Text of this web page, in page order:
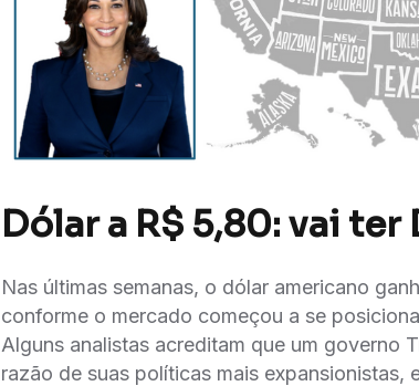
Dólar a R$ 5,80: vai ter
Nas últimas semanas, o dólar americano
conforme o mercado começou a se
Alguns analistas acreditam que um governo
razão de suas políticas mais